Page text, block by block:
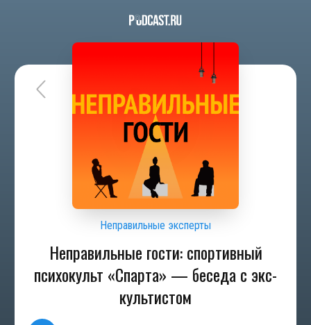
Неправильные эксперты
Неправильные гости: спортивный
психокульт «Спарта» — беседа с экс-
культистом